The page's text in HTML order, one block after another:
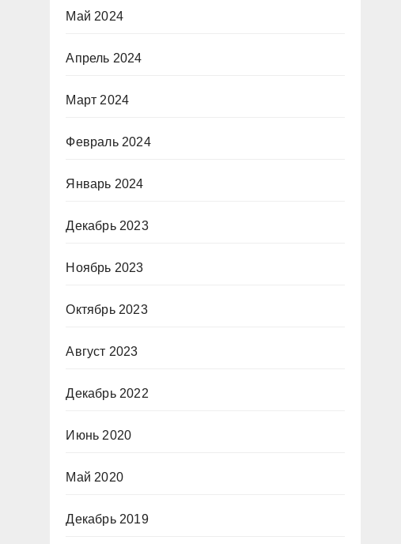
Май 2024
Апрель 2024
Март 2024
Февраль 2024
Январь 2024
Декабрь 2023
Ноябрь 2023
Октябрь 2023
Август 2023
Декабрь 2022
Июнь 2020
Май 2020
Декабрь 2019